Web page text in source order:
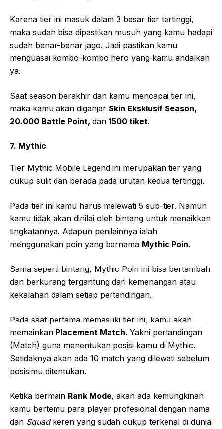
Karena tier ini masuk dalam 3 besar tier tertinggi,
maka sudah bisa dipastikan musuh yang kamu hadapi
sudah benar-benar jago. Jadi pastikan kamu
menguasai kombo-kombo hero yang kamu andalkan
ya.
Saat season berakhir dan kamu mencapai tier ini,
maka kamu akan diganjar Skin Eksklusif Season,
20.000 Battle Point, dan 1500 tiket.
7. Mythic
Tier Mythic Mobile Legend ini merupakan tier yang
cukup sulit dan berada pada urutan kedua tertinggi.
Pada tier ini kamu harus melewati 5 sub-tier. Namun
kamu tidak akan dinilai oleh bintang untuk menaikkan
tingkatannya. Adapun penilainnya ialah
menggunakan poin yang bernama Mythic Poin.
Sama seperti bintang, Mythic Poin ini bisa bertambah
dan berkurang tergantung dari kemenangan atau
kekalahan dalam setiap pertandingan.
Pada saat pertama memasuki tier ini, kamu akan
memainkan Placement Match. Yakni pertandingan
(Match) guna menentukan posisi kamu di Mythic.
Setidaknya akan ada 10 match yang dilewati sebelum
posisimu ditentukan.
Ketika bermain Rank Mode, akan ada kemungkinan
kamu bertemu para player profesional dengan nama
dan Squadkeren yang sudah cukup terkenal di dunia